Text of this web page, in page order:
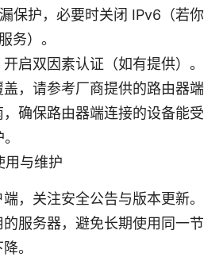
保护，必要时关闭 IPv6（若你
务）。
启双因素认证（如有提供）。
，请参考厂商提供的路由器端
，确保路由器端连接的设备能受
用与维护
，关注安全公告与版本更新。
服务器，避免长期使用同一节
。